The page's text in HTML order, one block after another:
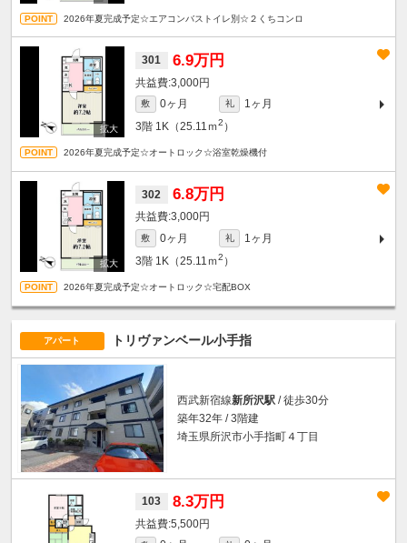
2026年夏完成予定☆エアコンバストイレ別☆２くちコンロ
301 6.9万円
3,000円
敷 0ヶ月 礼
1ヶ月
3階 1K（25.11ｍ2 ）
2026年夏完成予定☆オートロック☆浴室乾燥機付
302 6.8万円
3,000円
敷 0ヶ月 礼
1ヶ月
3階 1K（25.11ｍ2 ）
2026年夏完成予定☆オートロック☆宅配BOX
アパート トリヴァンベール小手指
西武新宿線新所沢駅 / 徒歩30分
築年32年 / 3階建
埼玉県所沢市小手指町４丁目
103 8.3万円
5,500円